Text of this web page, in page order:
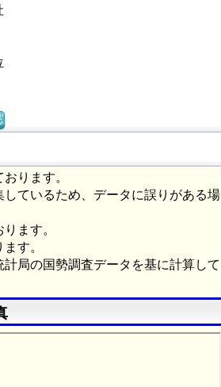
ります。
ているため、データに誤りがある場
ます。
す。
局の国勢調査データを基に計算して